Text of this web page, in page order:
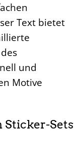
Text bietet
und
Motive
Sticker-Sets